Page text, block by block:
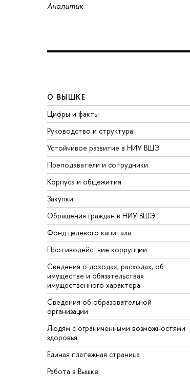
Аналитик
О ВЫШКЕ
Цифры и факты
Руководство и структура
Устойчивое развитие в НИУ ВШЭ
Преподаватели и сотрудники
Корпуса и общежития
Закупки
Обращения граждан в НИУ ВШЭ
Фонд целевого капитала
Противодействие коррупции
Сведения о доходах, расходах, об
имуществе и обязательствах
имущественного характера
Сведения об образовательной
организации
Людям с ограниченными возможностями
здоровья
Единая платежная страница
Работа в Вышке